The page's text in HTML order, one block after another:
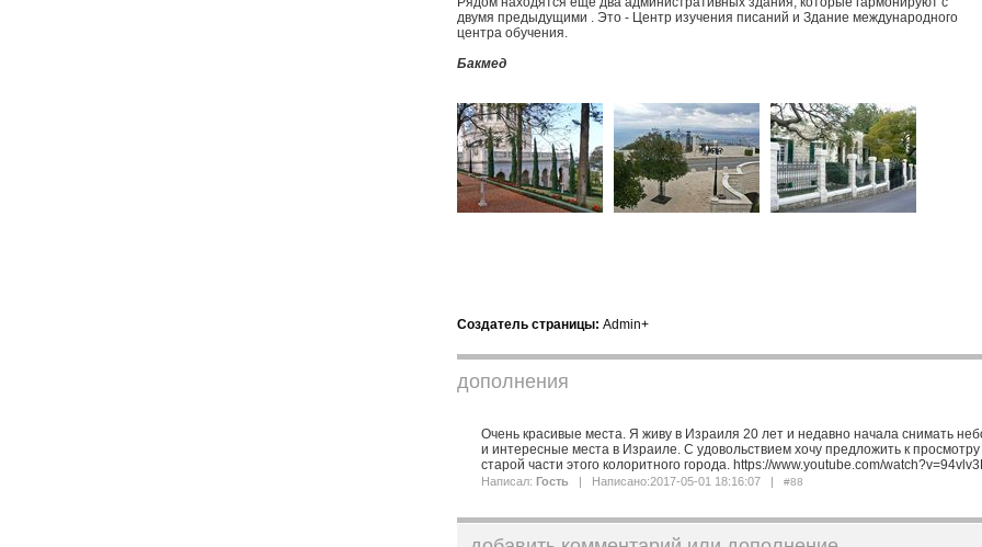
двумя предыдущими . Это - Центр изучения писаний и Здание международного
центра обучения.
Бакмед
Создатель страницы: Admin+
дополнения
Очень красивые места. Я живу в Израиля 20 лет и недавно начала снимать
и интересные места в Израиле. С удовольствием хочу предложить к
старой части этого колоритного города. https://www.youtube.com/
Написал: Гость | Написано:2017-05-01 18:16:07 | #88